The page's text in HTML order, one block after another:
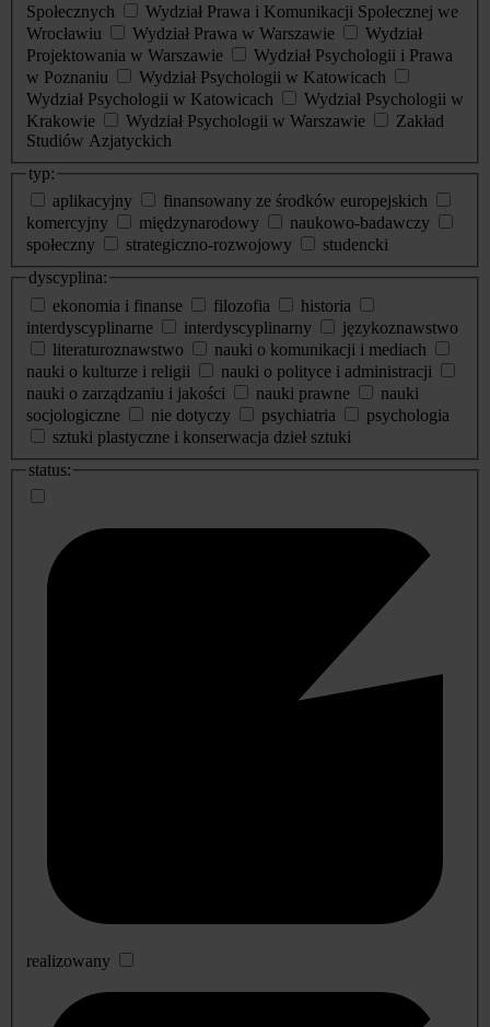
Społecznych
Wydział Prawa i Komunikacji Społecznej we
Wrocławiu
Wydział Prawa w Warszawie
Wydział
Projektowania w Warszawie
Wydział Psychologii i Prawa
w Poznaniu
Wydział Psychologii w Katowicach
Wydział Psychologii w Katowicach
Wydział Psychologii w
Krakowie
Wydział Psychologii w Warszawie
Zakład
Studiów Azjatyckich
typ:
aplikacyjny
finansowany ze środków europejskich
komercyjny
międzynarodowy
naukowo-badawczy
społeczny
strategiczno-rozwojowy
studencki
dyscyplina:
ekonomia i finanse
filozofia
historia
interdyscyplinarne
interdyscyplinarny
językoznawstwo
literaturoznawstwo
nauki o komunikacji i mediach
nauki o kulturze i religii
nauki o polityce i administracji
nauki o zarządzaniu i jakości
nauki prawne
nauki
socjologiczne
nie dotyczy psychiatria
psychologia
sztuki plastyczne i konserwacja dzieł sztuki
status:
realizowany